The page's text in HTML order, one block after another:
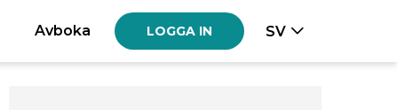
Avboka LOGGA IN SV